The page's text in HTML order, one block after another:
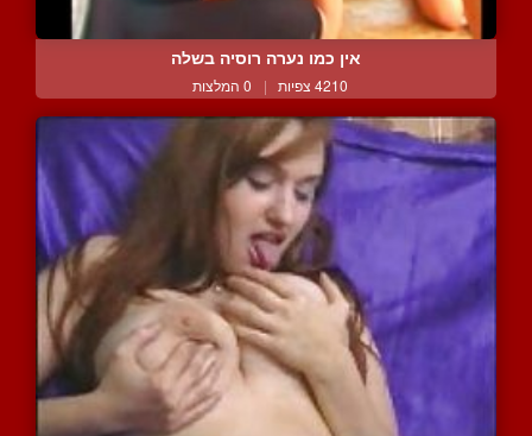
אין כמו נערה רוסיה בשלה
4210 צפיות | 0 המלצות